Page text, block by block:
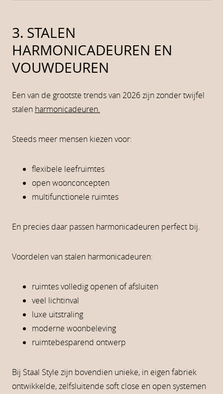
3. STALEN
HARMONICADEUREN EN
VOUWDEUREN
Een van de grootste trends van 2026 zijn zonder twijfel
stalen harmonicadeuren.
Steeds meer mensen kiezen voor:
flexibele leefruimtes
open woonconcepten
multifunctionele ruimtes
En precies daar passen harmonicadeuren perfect bij.
Voordelen van stalen harmonicadeuren:
ruimtes volledig openen of afsluiten
veel lichtinval
luxe uitstraling
moderne woonbeleving
ruimtebesparend ontwerp
Bij Staal Style zijn bovendien unieke, in eigen fabriek
ontwikkelde, zelfsluitende soft close en open systemen